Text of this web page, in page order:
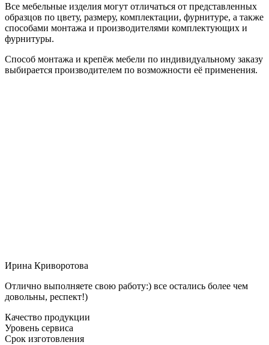
Все мебельные изделия могут отличаться от представленных
образцов по цвету, размеру, комплектации, фурнитуре, а также
способами монтажа и производителями комплектующих и
фурнитуры.
Способ монтажа и крепёж мебели по индивидуальному заказу
выбирается производителем по возможности её применения.
Ирина Криворотова
Отлично выполняете свою работу:) все остались более чем
довольны, респект!)
Качество продукции
Уровень сервиса
Срок изготовления